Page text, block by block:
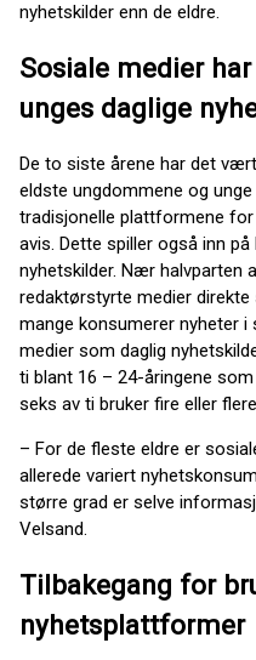
nyhetskilder enn de eldre.
Sosiale medier
unges daglige
De to siste årene har det
eldste ungdommene og
tradisjonelle plattformene
avis. Dette spiller også inn
nyhetskilder. Nær halvparten
redaktørstyrte medier
mange konsumerer nyheter i
medier som daglig
ti blant 16 – 24-åringene
seks av ti bruker fire eller
– For de fleste eldre er
allerede variert
større grad er selve
Velsand.
Tilbakegang for
nyhetsplattformer